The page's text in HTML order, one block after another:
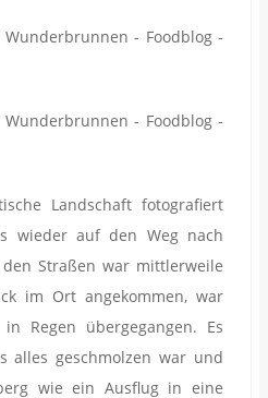
Landschaft fotografiert
wieder auf den Weg nach
Straßen war mittlerweile
im Ort angekommen, war
Regen übergegangen. Es
alles geschmolzen war und
wie ein Ausflug in eine